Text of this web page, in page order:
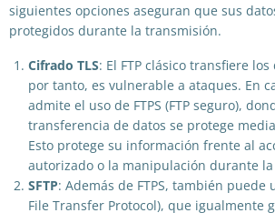
siguientes opciones aseguran que sus
protegidos durante la transmisión.
Cifrado TLS: El FTP clásico transfiere
por tanto, es vulnerable a ataques. En
admite el uso de FTPS (FTP seguro),
transferencia de datos se protege
Esto protege su información frente al
autorizado o la manipulación durante
SFTP: Además de FTPS, también puede
File Transfer Protocol), que igualmente